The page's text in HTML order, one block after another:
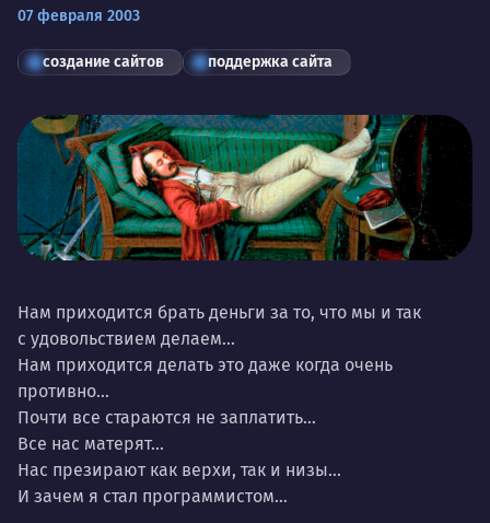
07 февраля 2003
создание сайтов поддержка сайта
Нам приходится брать деньги за то, что мы и так
с удовольствием делаем…
Нам приходится делать это даже когда очень
противно…
Почти все стараются не заплатить…
Все нас матерят…
Нас презирают как верхи, так и низы…
И зачем я стал программистом…